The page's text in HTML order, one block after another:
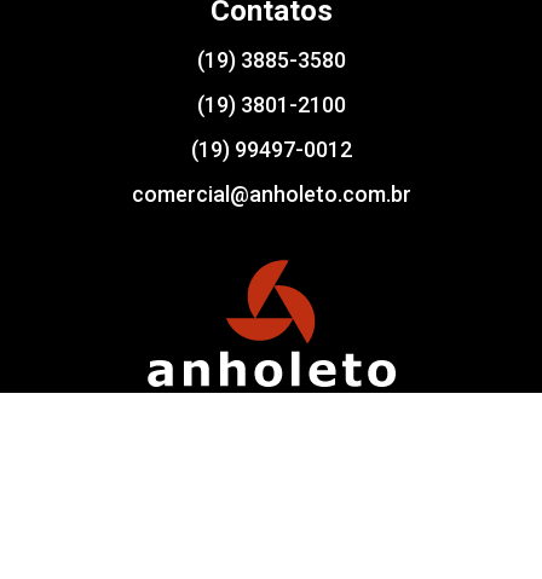
Contatos
(19) 3885-3580
(19) 3801-2100
(19) 99497-0012
comercial@anholeto.com.br